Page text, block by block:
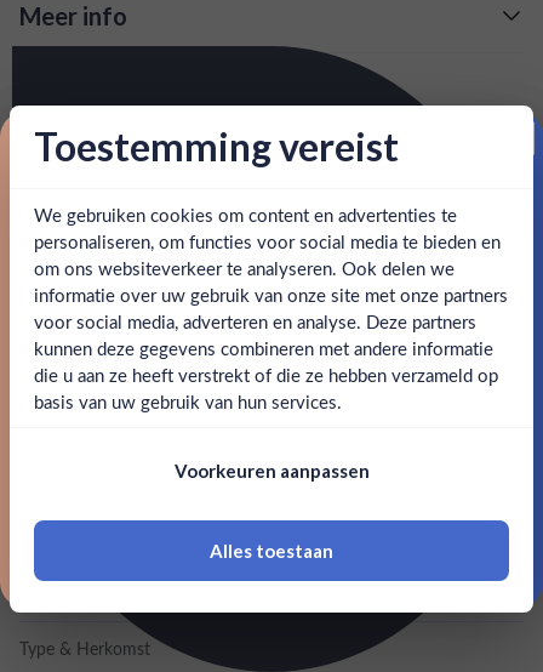
Ben jij 18 jaar of ouder?
Ja Nee
18 jaar of ouder zijn
Meer info
artikel vermeld)
de helft uit single grain whisky’s bestaat en voor de andere
met duidelijke vanille- en zoete honingtonen, aangevuld
met een hint van turkrook. Qua smaak overheersen
kruidige accenten, vooral kaneel, verrijkt met een vleugje
vanille en gerst.
SPECIFICATIES
Big Mouth Whisky
0,7L
Type & Herkomst
Toestemming vereist
We gebruiken cookies om content en advertenties te
personaliseren, om functies voor social media te bieden en
om ons websiteverkeer te analyseren. Ook delen we
informatie over uw gebruik van onze site met onze partners
voor social media, adverteren en analyse. Deze partners
kunnen deze gegevens combineren met andere informatie
die u aan ze heeft verstrekt of die ze hebben verzameld op
basis van uw gebruik van hun services.
Voorkeuren aanpassen
Alles toestaan
Proost op je eerste korting!
Schrijf je in en ontvang direct 5% korting op je eerste
bestelling.
Email
Claim mijn korting